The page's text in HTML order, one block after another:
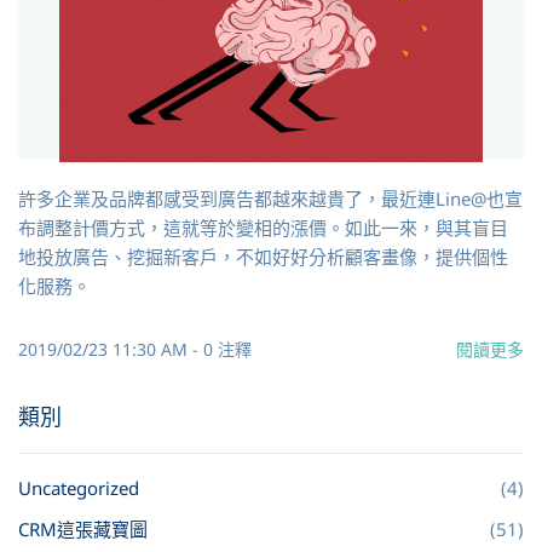
許多企業及品牌都感受到廣告都越來越貴了，最近連Line@也宣
布調整計價方式，這就等於變相的漲價。如此一來，與其盲目
地投放廣告、挖掘新客戶，不如好好分析顧客畫像，提供個性
化服務。
2019/02/23 11:30 AM - 0 注釋 閱讀更多
類別
Uncategorized
(4)
CRM這張藏寶圖
(51)